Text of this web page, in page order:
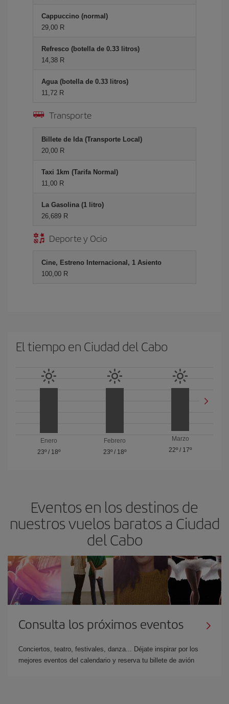
Cappuccino (normal)
29,00 R
Refresco (botella de 0.33 litros)
14,38 R
Agua (botella de 0.33 litros)
11,72 R
Transporte
Billete de Ida (Transporte Local)
20,00 R
Taxi 1km (Tarifa Normal)
11,00 R
La Gasolina (1 litro)
26,689 R
Deporte y Ocio
Cine, Estreno Internacional, 1 Asiento
100,00 R
El tiempo en Ciudad del Cabo
Enero
23º/ 18º
Febrero
23º/ 18º
Marzo
22º / 17º
Eventos en los destinos de
nuestros vuelos baratos a Ciudad
del Cabo
Consulta los próximos eventos
Conciertos, teatro, festivales, danza... Déjate inspirar por los
mejores eventos del calendario y reserva tu billete de avión